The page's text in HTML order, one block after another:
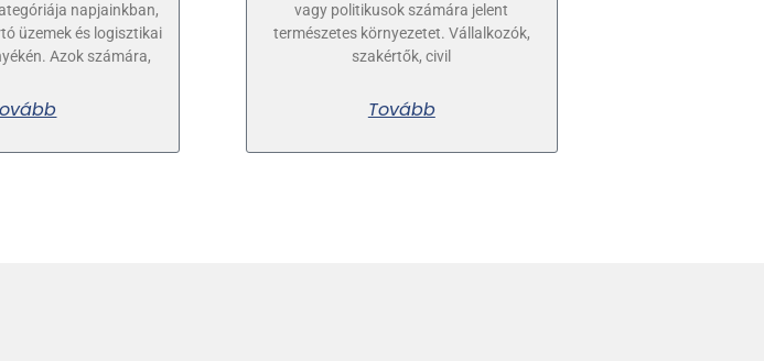
napjainkban,
üzemek és logisztikai
Azok számára,
vagy politikusok számára jelent
természetes környezetet. Vállalkozók,
szakértők, civil
Tovább